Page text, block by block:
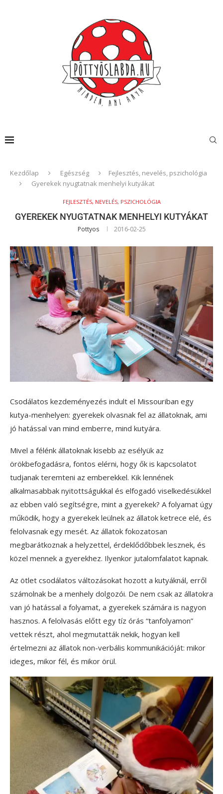
Kezdőlap Egészség
Fejlesztés, nevelés, pszichológia
Gyerekek nyugtatnak menhelyi kutyákat
FEJLESZTÉS, NEVELÉS, PSZICHOLÓGIA
GYEREKEK NYUGTATNAK MENHELYI KUTYÁKAT
Pottyos 2016-02-25
Csodálatos kezdeményezés indult el Missouriban egy
kutya-menhelyen: gyerekek olvasnak fel az állatoknak, ami
jó hatással van mind emberre, mind kutyára.
Mivel a félénk állatoknak kisebb az esélyük az
örökbefogadásra, fontos elérni, hogy ők is kapcsolatot
tudjanak teremteni az emberekkel. Kik lennének
alkalmasabbak nyitottságukkal és elfogadó viselkedésükkel
az ebben való segítségre, mint a gyerekek? A folyamat úgy
működik, hogy a gyerekek leülnek az állatok ketrece elé, és
felolvasnak egy mesét. Az állatok fokozatosan
megbarátkoznak a helyzettel, érdeklődőbbek lesznek, és
közel mennek a gyerekhez. Ilyenkor jutalomfalatot kapnak.
Az ötlet csodálatos változásokat hozott a kutyáknál, erről
számolnak be a menhely dolgozói. De nem csak az állatokra
van jó hatással a folyamat, a gyerekek számára is nagyon
hasznos. A felolvasás előtt egy tíz órás “tanfolyamon”
vettek részt, ahol megmutatták nekik, hogyan kell
értelmezni az állatok non-verbális kommunikációját: mikor
ideges, mikor fél, és mikor örül.